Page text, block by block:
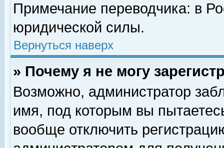
Примечание переводчика: в
юридической силы.
Вернуться наверх
» Почему я не могу
Возможно, администратор
имя, под которым вы
вообще отключить